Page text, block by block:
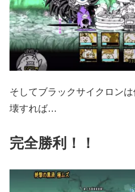
そしてブラックサイクロン
壊すれば…
完全勝利！！